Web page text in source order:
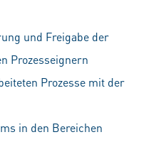
und Freigabe der
Prozesseignern
Prozesse mit der
in den Bereichen